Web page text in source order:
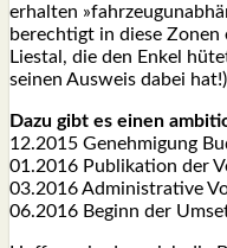
erhal­ten
berech­tigt in die­se Zonen
Lies­tal, die den Enkel
sei­nen Aus­weis dabei hat!)
Dazu gibt es einen
12.2015 Geneh­mi­gung
01.2016 Publi­ka­ti­on der
03.2016 Admi­nis­tra­ti­ve
06.2016 Beginn der